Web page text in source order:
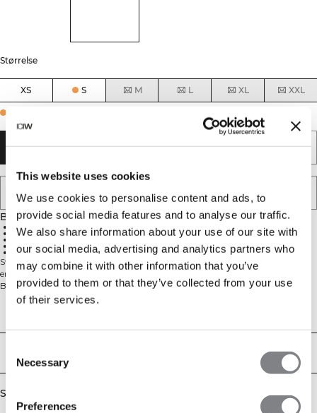
This website uses cookies
We use cookies to personalise content and ads, to
provide social media features and to analyse our traffic.
We also share information about your use of our site with
our social media, advertising and analytics partners who
may combine it with other information that you’ve
provided to them or that they’ve collected from your use
of their services.
Selection
Necessary
Preferences
Størrelse
XS S M L XL XXL
TILFØJ TIL KURV
TILFØJ TIL ØNSKESKYEN
Beskrivelse
90% bomuld, 10% spandex
680 g kraftigt ribbet materiale
Afslappet pasform
Fuld længde
Sweater med rund hals i et behageligt strikmateriale. Blød strikket crewneck
er din nye bedste ven på sofaen efter træning, eller på din hviledag.
Bomuldsblandings-materialet er tungt og blødt for ultimativ komfort.
Sweateren har ribkantede manchetter og en behagelig afslappet pasform
afslappet pasform, fuld længde. 90% bomuld, 10% elastan.
Similar products